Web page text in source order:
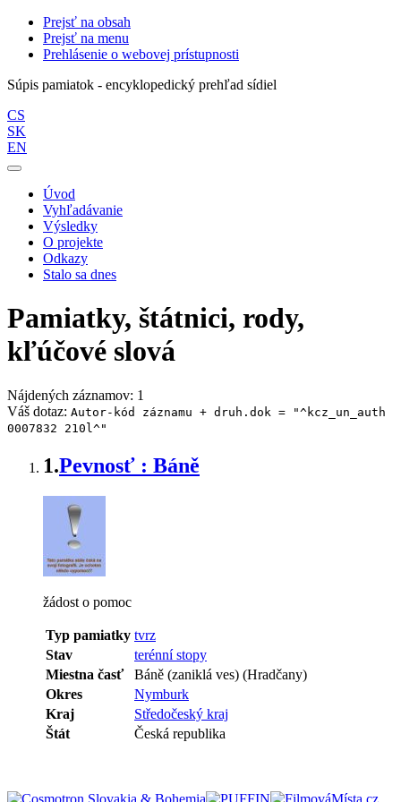
Prejsť na obsah
Prejsť na menu
Prehlásenie o webovej prístupnosti
Súpis pamiatok - encyklopedický prehľad sídiel
CS
SK
EN
Úvod
Vyhľadávanie
Výsledky
O projekte
Odkazy
Stalo sa dnes
Pamiatky, štátnici, rody,
kľúčové slová
Nájdených záznamov: 1
Váš dotaz: Autor-kód záznamu + druh.dok = "^kcz_un_auth
0007832 210l^"
1.Pevnosť : Báně
žádost o pomoc
Typ pamiatky tvrz
Stav
terénní stopy
Miestna časť
Báně (zaniklá ves) (Hradčany)
Okres
Nymburk
Kraj
Středočeský kraj
Štát
Česká republika